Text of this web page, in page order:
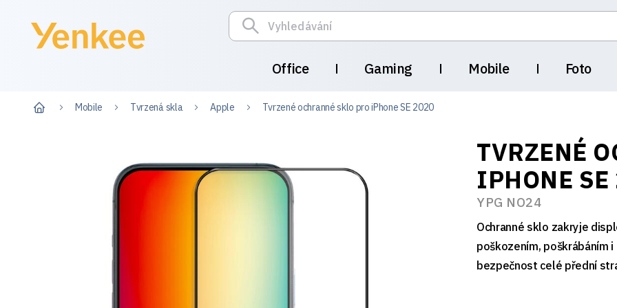
Office Gaming Mobile Foto
Mobile Tvrzená skla Apple Tvrzené ochranné sklo pro iPhone SE 2020
TVRZENÉ
IPHONE
YPG NO24
Ochranné sklo zakryje
poškozením, poškrábáním
bezpečnost celé přední